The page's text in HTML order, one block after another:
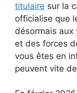
titulaire sur la
officialise que
désormais aux
et des forces
vous êtes en
peuvent vite